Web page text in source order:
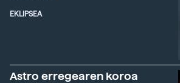
EKLIPSEA
Astro erregearen koroa